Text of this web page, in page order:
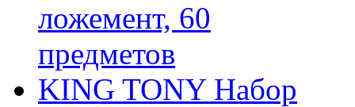
ложемент, 60
предметов
KING TONY Набор